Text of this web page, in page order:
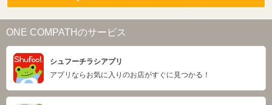
ONE COMPATHのサービス
シュフーチラシアプリ
アプリならお気に入りのお店がすぐに見つかる！